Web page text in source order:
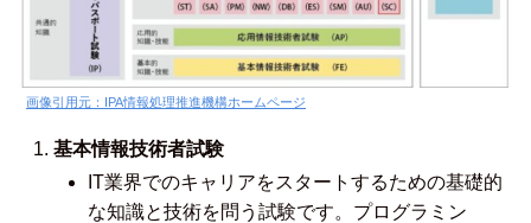
画像引用元：IPA情報処理推進機構ホームページ
基本情報技術者試験
IT業界でのキャリアをスタートするための基礎的
な知識と技術を問う試験です。プログラミン